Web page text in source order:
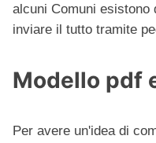
alcuni Comuni
inviare il tutto tramite
Modello pdf
Per avere un'idea di